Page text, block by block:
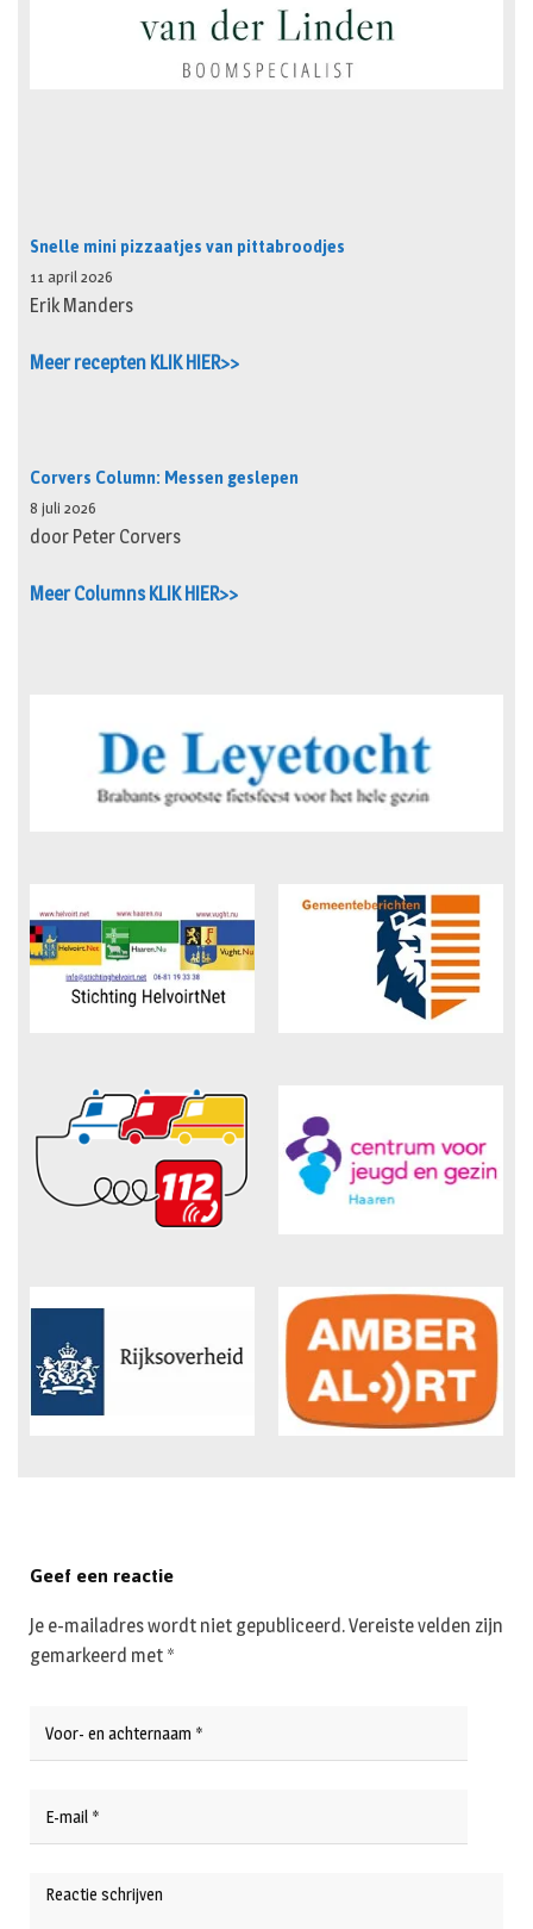
Snelle mini pizzaatjes van pittabroodjes
11 april 2026
Erik Manders
Meer recepten KLIK HIER>>
Corvers Column: Messen geslepen
8 juli 2026
door Peter Corvers
Meer Columns KLIK HIER>>
Geef een reactie
Je e-mailadres wordt niet gepubliceerd.Vereiste velden zijn
gemarkeerd met *